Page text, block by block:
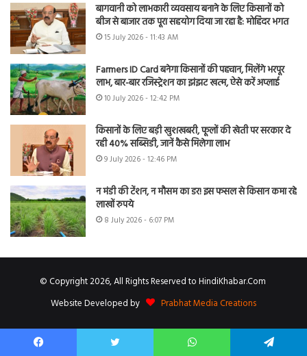
बागवानी को लाभकारी व्यवसाय बनाने के लिए किसानों को
बीज से बाजार तक पूरा सहयोग दिया जा रहा है: मोहिंदर भगत
15 July 2026 - 11:43 AM
Farmers ID Card बनेगा किसानों की पहचान, मिलेंगे भरपूर
लाभ, बार-बार रजिस्ट्रेशन का झंझट खत्म, ऐसे करें अप्लाई
10 July 2026 - 12:42 PM
किसानों के लिए बड़ी खुशखबरी, फूलों की खेती पर सरकार दे
रही 40% सब्सिडी, जानें कैसे मिलेगा लाभ
9 July 2026 - 12:46 PM
न मंडी की टेंशन, न मौसम का डर! इस फसल से किसान कमा रहे
लाखों रुपये
8 July 2026 - 6:07 PM
© Copyright 2026, All Rights Reserved to HindiKhabar.Com
Website Developed by
Prabhat Media Creations